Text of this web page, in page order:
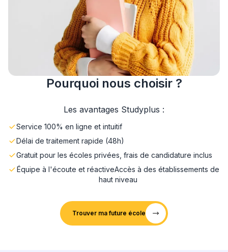
Pourquoi nous choisir ?
Les avantages Studyplus :
Service 100% en ligne et intuitif
Délai de traitement rapide (48h)
Gratuit pour les écoles privées, frais de candidature inclus
Équipe à l'écoute et réactiveAccès à des établissements de
haut niveau
Trouver ma future école